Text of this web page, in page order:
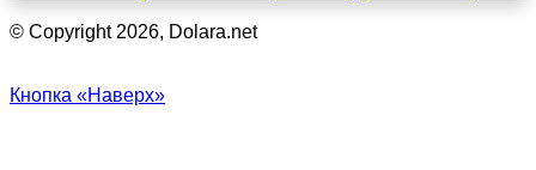
© Copyright 2026, Dolara.net
Кнопка «Наверх»